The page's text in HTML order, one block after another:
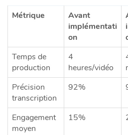
Métrique
Avant
implémentati
on
Temps de
production
4
heures/vidéo
Précision
transcription
92%
Engagement
moyen
15%